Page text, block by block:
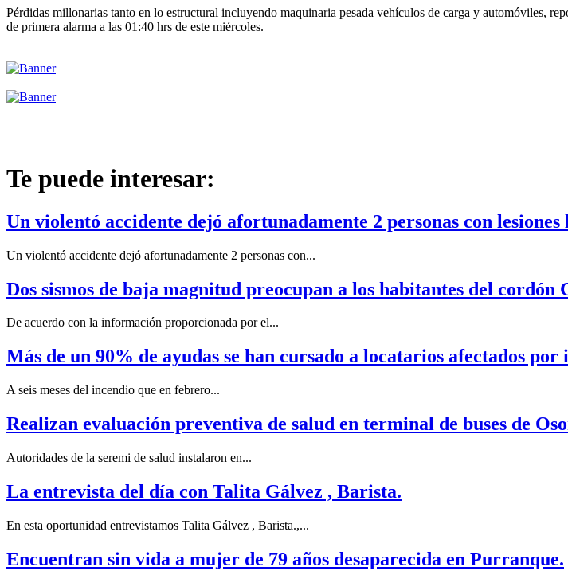
Pérdidas millonarias tanto en lo estructural incluyendo maquinaria pesada vehículos de carga y automóviles,
de primera alarma a las 01:40 hrs de este miércoles.
Te puede interesar:
Un violentó accidente dejó afortunadamente 2 personas con lesiones
Un violentó accidente dejó afortunadamente 2 personas con...
Dos sismos de baja magnitud preocupan a los habitantes del
De acuerdo con la información proporcionada por el...
Más de un 90% de ayudas se han cursado a locatarios afectados
A seis meses del incendio que en febrero...
Realizan evaluación preventiva de salud en terminal de buses de
Autoridades de la seremi de salud instalaron en...
La entrevista del día con Talita Gálvez , Barista.
En esta oportunidad entrevistamos Talita Gálvez , Barista.,...
Encuentran sin vida a mujer de 79 años desaparecida en Purranque.